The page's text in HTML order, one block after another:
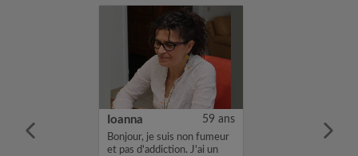
Ioanna 59 ans
Bonjour, je suis non fumeur
et pas d'addiction. J'ai un